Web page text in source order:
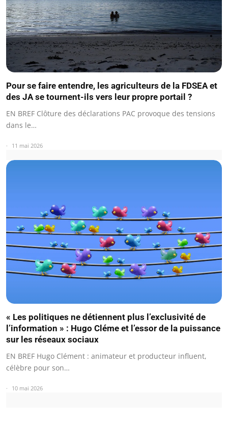
Pour se faire entendre, les agriculteurs de la FDSEA et
des JA se tournent-ils vers leur propre portail ?
EN BREF Clôture des déclarations PAC provoque des tensions
dans le…
11 mai 2026
« Les politiques ne détiennent plus l’exclusivité de
l’information » : Hugo Cléme et l’essor de la puissance
sur les réseaux sociaux
EN BREF Hugo Clément : animateur et producteur influent,
célèbre pour son…
10 mai 2026